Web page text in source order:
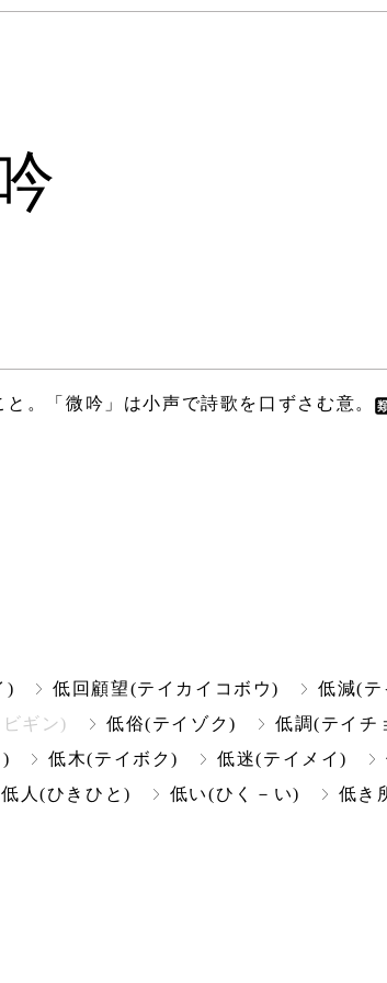
。「微吟」は小声で詩歌を口ずさむ意。
) 低回顧望(テイカイコボウ) 低減(テ
ギン) 低俗(テイゾク) 低調(テイチ
低木(テイボク) 低迷(テイメイ)
低人(ひきひと) 低い(ひく－い) 低き